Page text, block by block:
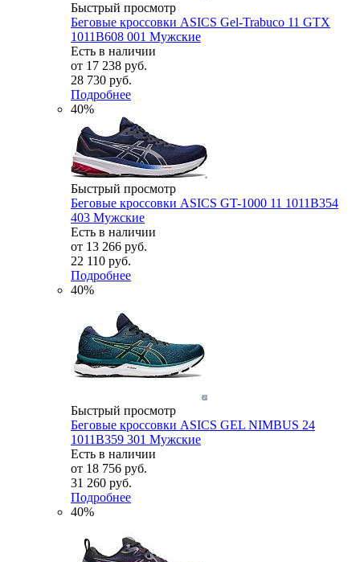
Быстрый просмотр
Беговые кроссовки ASICS Gel-Trabuco 11 GTX
1011B608 001 Мужские
Есть в наличии
от 17 238 руб.
28 730 руб.
Подробнее
40%
Быстрый просмотр
Беговые кроссовки ASICS GT-1000 11 1011B354
403 Мужские
Есть в наличии
от 13 266 руб.
22 110 руб.
Подробнее
40%
Быстрый просмотр
Беговые кроссовки ASICS GEL NIMBUS 24
1011B359 301 Мужские
Есть в наличии
от 18 756 руб.
31 260 руб.
Подробнее
40%